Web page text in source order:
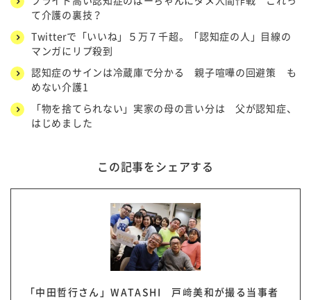
て介護の裏技？
Twitterで「いいね」５万７千超。「認知症の人」目線の
マンガにリプ殺到
認知症のサインは冷蔵庫で分かる 親子喧嘩の回避策 も
めない介護1
「物を捨てられない」実家の母の言い分は 父が認知症、
はじめました
この記事をシェアする
「中田哲行さん」WATASHI 戸﨑美和が撮る当事者